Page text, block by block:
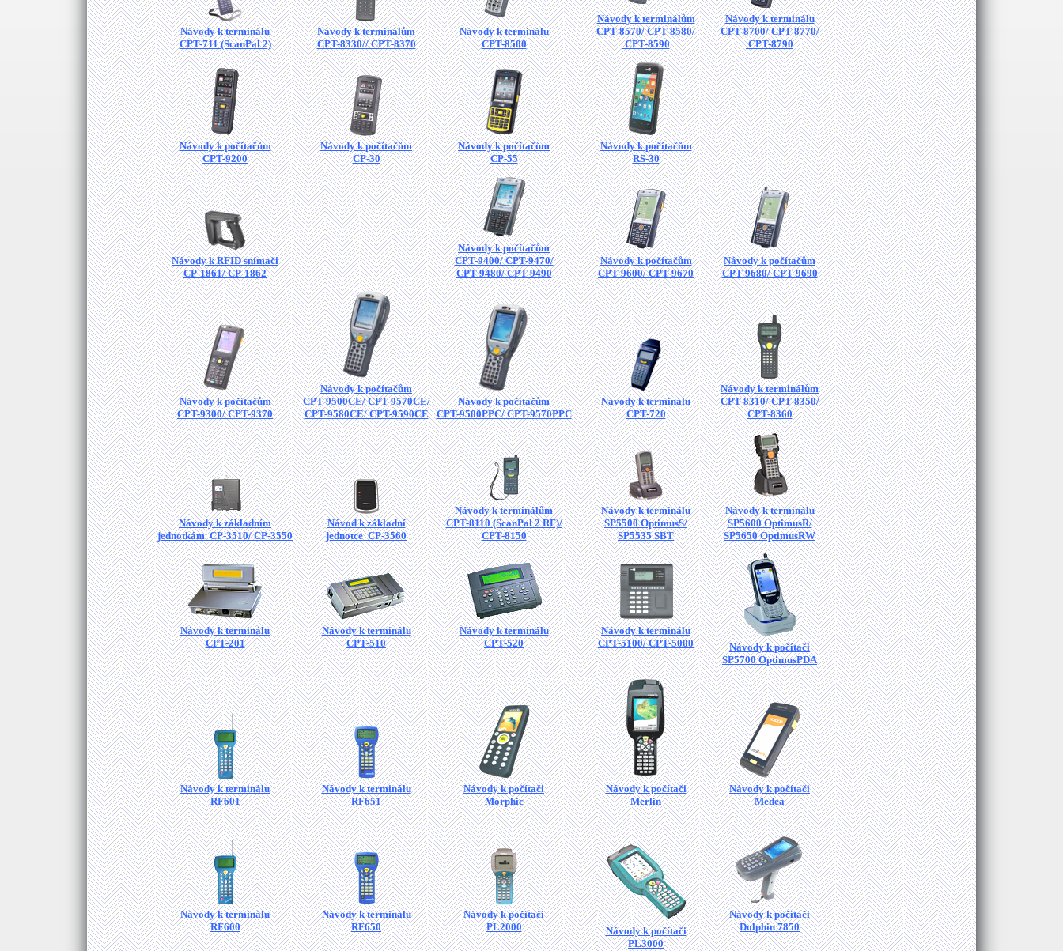
Návody k terminálu
CPT-711 (ScanPal 2)
Návody k terminálům
CPT-8330// CPT-8370
Návody k terminálu
CPT-8500
Návody k terminálům
CPT-8570/ CPT-8580/
CPT-8590
Návody k terminálu
CPT-8700/ CPT-8770/
CPT-8790
Návody k počítačům
CPT-9200
Návody k počítačům
CP-30
Návody k počítačům
CP-55
Návody k počítačům
RS-30
Návody k RFID snímači
CP-1861/ CP-1862
Návody k počítačům
CPT-9400/ CPT-9470/
CPT-9480/ CPT-9490
Návody k počítačům
CPT-9600/ CPT-9670
Návody k počítačům
CPT-9680/ CPT-9690
Návody k počítačům
CPT-9300/ CPT-9370
Návody k počítačům
CPT-9500CE/ CPT-9570CE/
CPT-9580CE/ CPT-9590CE
Návody k počítačům
CPT-9500PPC/ CPT-9570PPC
Návody k terminálu
CPT-720
Návody k terminálům
CPT-8310/ CPT-8350/
CPT-8360
Návody k základním
jednotkám CP-3510/ CP-3550
Návod k základní
jednotce CP-3560
Návody k terminálům
CPT-8110 (ScanPal 2 RF)/
CPT-8150
Návody k terminálu
SP5500 OptimusS/
SP5535 SBT
Návody k terminálu
SP5600 OptimusR/
SP5650 OptimusRW
Návody k terminálu
CPT-201
Návody k terminálu
CPT-510
Návody k terminálu
CPT-520
Návody k terminálu
CPT-5100/ CPT-5000
Návody k počítači
SP5700 OptimusPDA
Návody k terminálu
RF601
Návody k terminálu
RF651
Návody k počítači
Morphic
Návody k počítači
Merlin
Návody k počítači
Medea
Návody k terminálu
RF600
Návody k terminálu
RF650
Návody k počítači
PL2000
Návody k počítači
PL3000
Návody k počítači
Dolphin 7850